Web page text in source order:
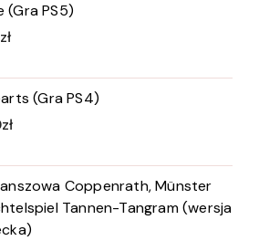
(Gra PS5)
zł
(Gra PS4)
zł
Coppenrath, Münster
Tannen-Tangram (wersja